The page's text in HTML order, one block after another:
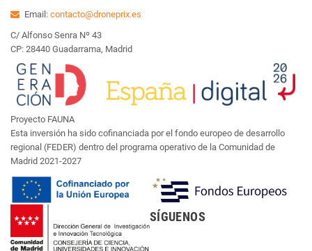
Email: contacto@droneprix.es
C/ Alfonso Senra Nº 43
CP: 28440 Guadarrama, Madrid
Proyecto FAUNA
Esta inversión ha sido cofinanciada por el fondo europeo de desarrollo
regional (FEDER) dentro del programa operativo de la Comunidad de
Madrid 2021-2027
SÍGUENOS